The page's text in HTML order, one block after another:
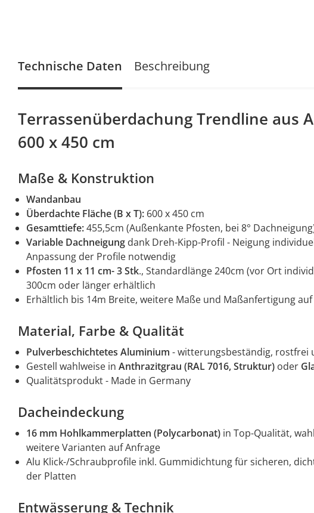
Technische Daten
Terrassenüberdachung Trendline aus
600 x 450 cm
Maße & Konstruktion
Wandanbau
Überdachte Fläche (B x T): 600 x 450 cm
Gesamttiefe:455,5cm (Außenkante Pfosten, bei 8°
Variable Dachneigung dank Dreh-Kipp-Profil - Neigung
Anpassung der Profile notwendig
Pfosten 11 x 11 cm- 3 Stk., Standardlänge 240cm (vor Ort
300cm oder länger erhältlich
Erhältlich bis 14m Breite, weitere Maße und Maßanfertigung
Material, Farbe & Qualität
Pulverbeschichtetes Aluminium - witterungsbeständig, rostfrei
Gestell wahlweise in Anthrazitgrau (RAL 7016, Struktur) oder
Qualitätsprodukt - Made in Germany
Dacheindeckung
16 mm Hohlkammerplatten (Polycarbonat) in Top-Qualität,
weitere Varianten auf Anfrage
Alu Klick-/Schraubprofile inkl. Gummidichtung für sicheren,
der Platten
Entwässerung & Technik
Beschreibung